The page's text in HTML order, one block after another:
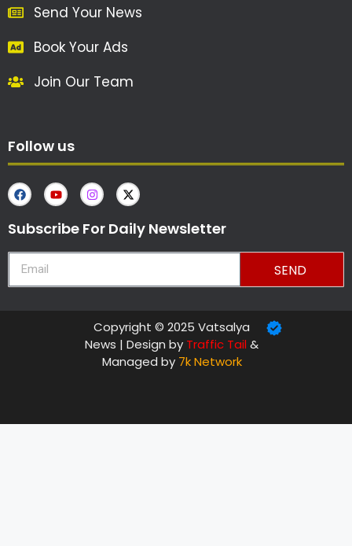
Send Your News
Book Your Ads
Join Our Team
Follow us
Subscribe For Daily Newsletter
SEND
Copyright © 2025 Vatsalya
News | Design by Traffic Tail&
Managed by 7k Network